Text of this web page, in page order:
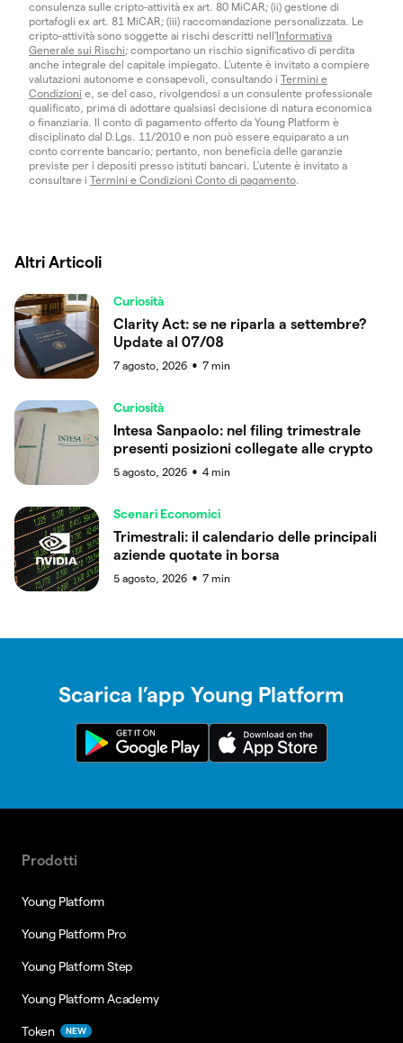
consulenza sulle cripto-attività ex art. 80 MiCAR; (ii) gestione di
portafogli ex art. 81 MiCAR; (iii) raccomandazione personalizzata. Le
cripto-attività sono soggette ai rischi descritti nell'Informativa
Generale sui Rischi; comportano un rischio significativo di perdita
anche integrale del capitale impiegato. L’utente è invitato a compiere
valutazioni autonome e consapevoli, consultando i Termini e
Condizioni e, se del caso, rivolgendosi a un consulente professionale
qualificato, prima di adottare qualsiasi decisione di natura economica
o finanziaria. Il conto di pagamento offerto da Young Platform è
disciplinato dal D.Lgs. 11/2010 e non può essere equiparato a un
conto corrente bancario; pertanto, non beneficia delle garanzie
previste per i depositi presso istituti bancari. L’utente è invitato a
consultare i Termini e Condizioni Conto di pagamento.
Altri Articoli
Curiosità
Clarity Act: se ne riparla a settembre?
Update al 07/08
7 agosto, 2026 ● 7 min
Curiosità
Intesa Sanpaolo: nel filing trimestrale
presenti posizioni collegate alle crypto
5 agosto, 2026 ● 4 min
Scenari Economici
Trimestrali: il calendario delle principali
aziende quotate in borsa
5 agosto, 2026 ● 7 min
Scarica l’app Young Platform
Prodotti
Young Platform
Young Platform Pro
Young Platform Step
Young Platform Academy
Token NEW